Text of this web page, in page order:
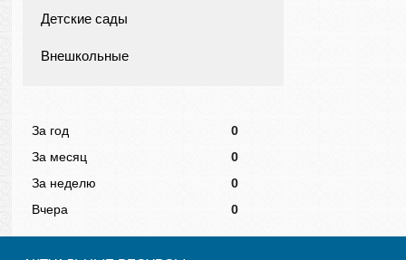
Детские сады
Внешкольные
За год
0
За месяц
0
За неделю
0
Вчера
0